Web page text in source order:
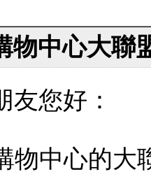
物中心大聯
友您好：
物中心的大